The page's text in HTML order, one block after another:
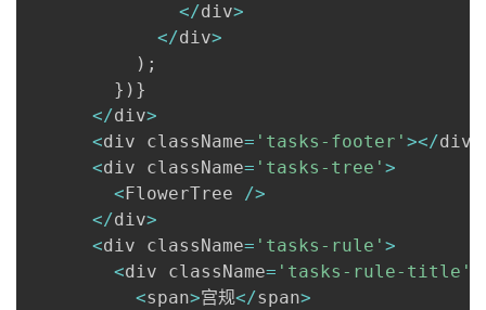
</div>
</div>
) ;
} ) }
</div>
<div className= 'tasks-footer' ></div
<div className= 'tasks-tree' >
< FlowerTree />
</div>
<div className= 'tasks-rule' >
<div className= 'tasks-rule-title'
<span>宫规</span>